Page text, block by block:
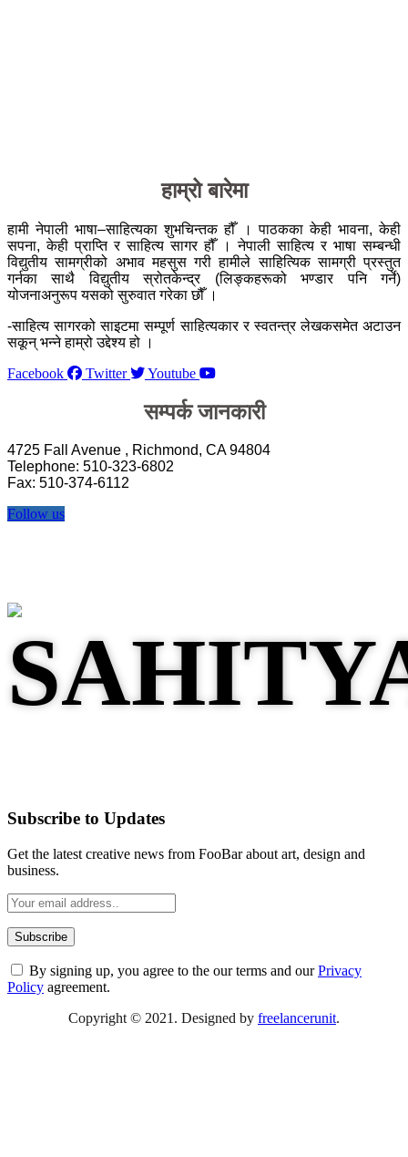
हाम्रो बारेमा
हामी नेपाली भाषा–साहित्यका शुभचिन्तक हौँ । पाठकका केही भावना, केही
सपना, केही प्राप्ति र साहित्य सागर हौँ । नेपाली साहित्य र भाषा सम्बन्धी
विद्युतीय सामग्रीको अभाव महसुस गरी हामीले साहित्यिक सामग्री प्रस्तुत
गर्नका साथै विद्युतीय स्रोतकेन्द्र (लिङ्कहरूको भण्डार पनि गर्ने)
योजनाअनुरूप यसको सुरुवात गरेका छौँ ।
-साहित्य सागरको साइटमा सम्पूर्ण साहित्यकार र स्वतन्त्र लेखकसमेत अटाउन
सकून् भन्ने हाम्रो उद्देश्य हो ।
Facebook
Twitter Youtube
सम्पर्क जानकारी
4725 Fall Avenue , Richmond, CA 94804
Telephone: 510-323-6802
Fax: 510-374-6112
Follow us
Subscribe to Updates
Get the latest creative news from FooBar about art, design and
business.
By signing up, you agree to the our terms and ourPrivacy
Policy agreement.
Copyright © 2021. Designed by freelancerunit.